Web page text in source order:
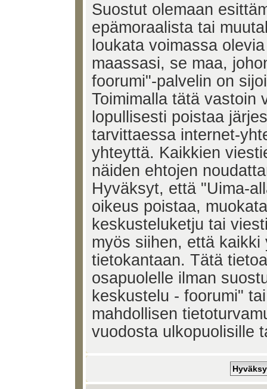
Suostut olemaan
epämoraalista tai
loukata voimassa
maassasi, se maa,
foorumi"-palvelin on
Toimimalla tätä vastoin
lopullisesti poistaa
tarvittaessa internet-
yhteyttä. Kaikkien
näiden ehtojen
Hyväksyt, että "Uima-
oikeus poistaa,
keskusteluketju tai
myös siihen, että
tietokantaan. Tätä
osapuolelle ilman
keskustelu - foorumi"
mahdollisen
vuodosta ulkopuolisille